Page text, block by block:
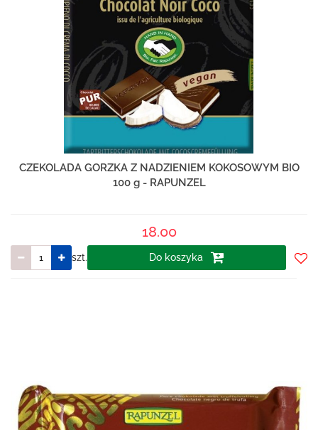
CZEKOLADA GORZKA Z NADZIENIEM KOKOSOWYM BIO
100 g - RAPUNZEL
18.00
szt. Do koszyka